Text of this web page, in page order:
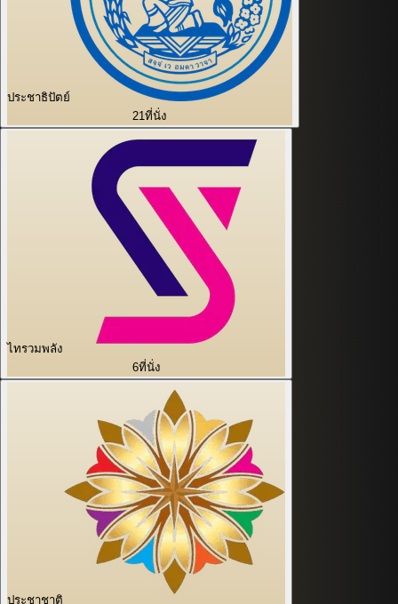
ประชาธิปัตย์
21ที่นั่ง
ไทรวมพลัง
6ที่นั่ง
ประชาชาติ